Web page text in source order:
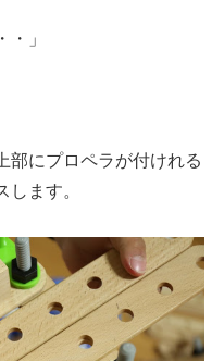
・」
部にプロペラが付けれる
ます。